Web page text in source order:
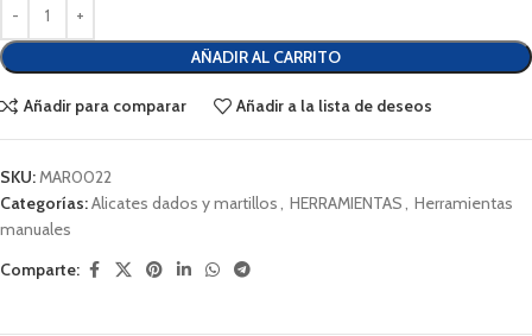
AÑADIR AL CARRITO
Añadir para comparar Añadir a la lista de deseos
SKU: MAR0022
Categorías:Alicates dados y martillos HERRAMIENTAS
Herramientas
manuales
Comparte: